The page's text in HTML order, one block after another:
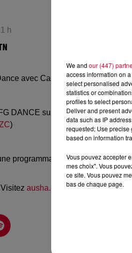
h
avec Carstn du dimanche 16
DANCE sur
www.radiofg.com/fg-
)
programmation dance, EDM,
ausha.co/politique-de-
We and our (447)
access information on
select personalised
statistics or
profiles to select
Deliver and present
data such as IP
requested; Use precise
based on information
Vous pouvez accepter
mes choix". Vous
ce site. Vous pouvez
bas de chaque page.